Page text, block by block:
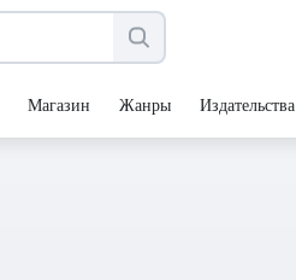
Магазин Жанры Издательства